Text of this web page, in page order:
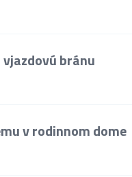
bránu
v rodinnom dome